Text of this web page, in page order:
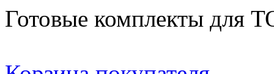
Готовые комплекты для